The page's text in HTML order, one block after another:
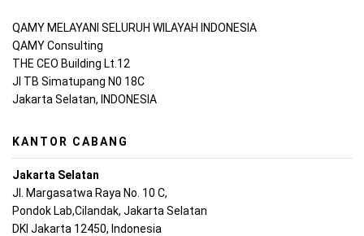
QAMY MELAYANI SELURUH WILAYAH INDONESIA
QAMY Consulting
THE CEO Building Lt.12
Jl TB Simatupang N0 18C
Jakarta Selatan, INDONESIA
KANTOR CABANG
Jakarta Selatan
Jl. Margasatwa Raya No. 10 C,
Pondok Lab,Cilandak, Jakarta Selatan
DKI Jakarta 12450, Indonesia